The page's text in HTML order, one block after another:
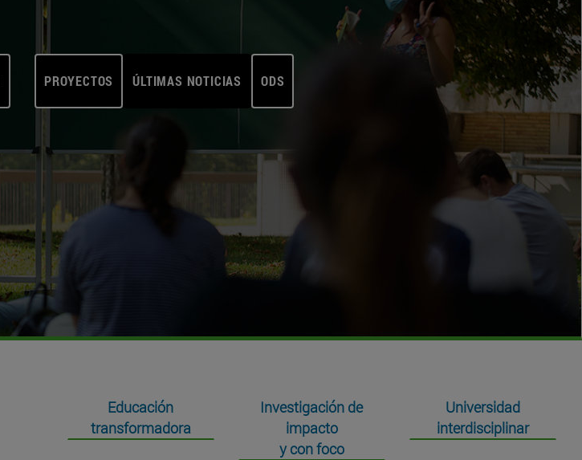
PROYECTOS ÚLTIMAS NOTICIAS ODS
Educación
transformadora
Investigación de
impacto
y con foco
Universidad
interdisciplinar